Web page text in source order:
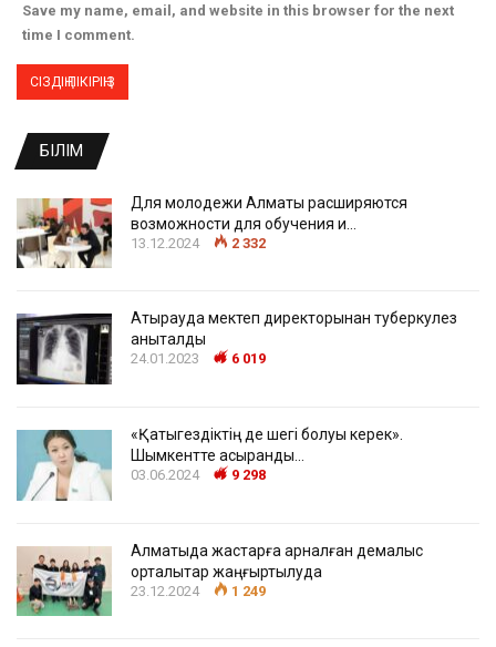
Save my name, email, and website in this browser for the next
time I comment.
БІЛІМ
Для молодежи Алматы расширяются
возможности для обучения и…
13.12.2024 2 332
Атырауда мектеп директорынан туберкулез
анықталды
24.01.2023 6 019
«Қатыгездіктің де шегі болуы керек».
Шымкентте асыранды…
03.06.2024 9 298
Алматыда жастарға арналған демалыс
орталықтар жаңғыртылуда
23.12.2024 1 249